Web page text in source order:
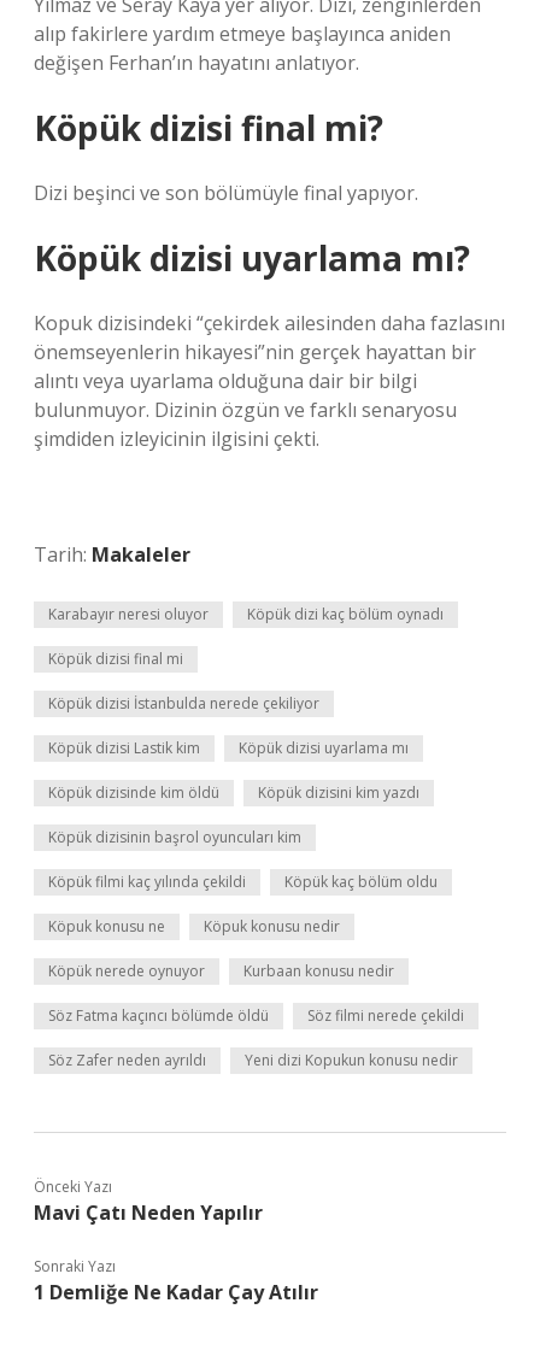
alıp fakirlere yardım etmeye başlayınca aniden
değişen Ferhan’ın hayatını anlatıyor.
Köpük dizisi final mi?
Dizi beşinci ve son bölümüyle final yapıyor.
Köpük dizisi uyarlama mı?
Kopuk dizisindeki “çekirdek ailesinden daha fazlasını
önemseyenlerin hikayesi”nin gerçek hayattan bir
alıntı veya uyarlama olduğuna dair bir bilgi
bulunmuyor. Dizinin özgün ve farklı senaryosu
şimdiden izleyicinin ilgisini çekti.
Tarih: Makaleler
Karabayır neresi oluyor Köpük dizi kaç bölüm oynadı
Köpük dizisi final mi
Köpük dizisi İstanbulda nerede çekiliyor
Köpük dizisi Lastik kim Köpük dizisi uyarlama mı
Köpük dizisinde kim öldü Köpük dizisini kim yazdı
Köpük dizisinin başrol oyuncuları kim
Köpük filmi kaç yılında çekildi Köpük kaç bölüm oldu
Köpuk konusu ne Köpuk konusu nedir
Köpük nerede oynuyor Kurbaan konusu nedir
Söz Fatma kaçıncı bölümde öldü Söz filmi nerede çekildi
Söz Zafer neden ayrıldı Yeni dizi Kopukun konusu nedir
Önceki Yazı
Mavi Çatı Neden Yapılır
Sonraki Yazı
1 Demliğe Ne Kadar Çay Atılır